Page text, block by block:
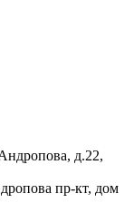
д.22,
пр-кт, дом